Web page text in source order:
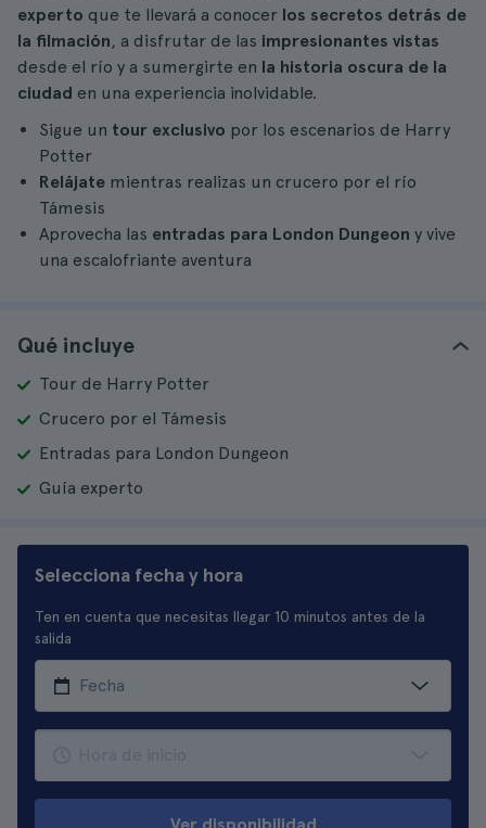
experto que te llevará a conocer los secretos detrás de
la filmación, a disfrutar de las impresionantes vistas
desde el río y a sumergirte en la historia oscura de la
ciudad en una experiencia inolvidable.
Sigue un tour exclusivo por los escenarios de Harry
Potter
Relájate mientras realizas un crucero por el río
Támesis
Aprovecha las entradas para London Dungeon y vive
una escalofriante aventura
Qué incluye
Tour de Harry Potter
Crucero por el Támesis
Entradas para London Dungeon
Guía experto
Selecciona fecha y hora
Ten en cuenta que necesitas llegar 10 minutos antes de la
salida